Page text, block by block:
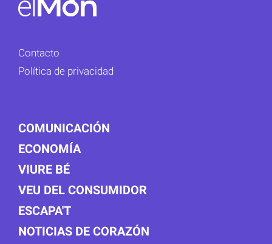
Contacto
Política de privacidad
COMUNICACIÓN
ECONOMÍA
VIURE BÉ
VEU DEL CONSUMIDOR
ESCAPA'T
NOTICIAS DE CORAZÓN